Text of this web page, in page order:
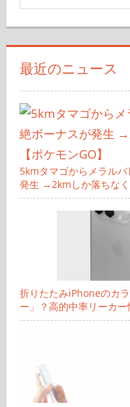
索
対
象:
最近のニュース
5kmタマゴからメラル
発生 →2kmしか落ちなく
折りたたみiPhoneのカ
ー」？高的中率リーカー